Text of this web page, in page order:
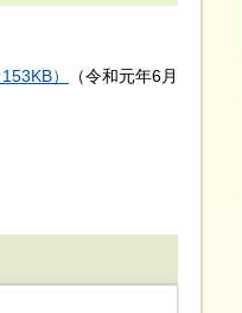
）
（令和元年6月